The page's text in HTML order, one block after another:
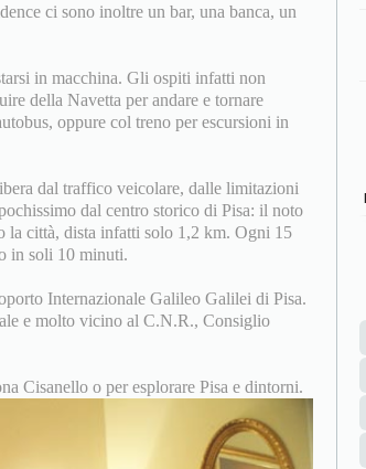
ci sono inoltre un bar, una banca, un
in macchina. Gli ospiti infatti non
della Navetta per andare e tornare
oppure col treno per escursioni in
dal traffico veicolare, dalle limitazioni
dal centro storico di Pisa: il noto
la città, dista infatti solo 1,2 km. Ogni 15
in soli 10 minuti.
Internazionale Galileo Galilei di Pisa.
e molto vicino al C.N.R., Consiglio
Cisanello o per esplorare Pisa e dintorni.